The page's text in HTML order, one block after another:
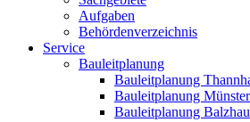
Aufgaben
Behördenverzeichnis
Service
Bauleitplanung
Bauleitplanung
Bauleitplanung
Bauleitplanung